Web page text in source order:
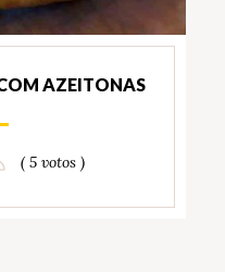
AZEITONAS
( 5 votos )